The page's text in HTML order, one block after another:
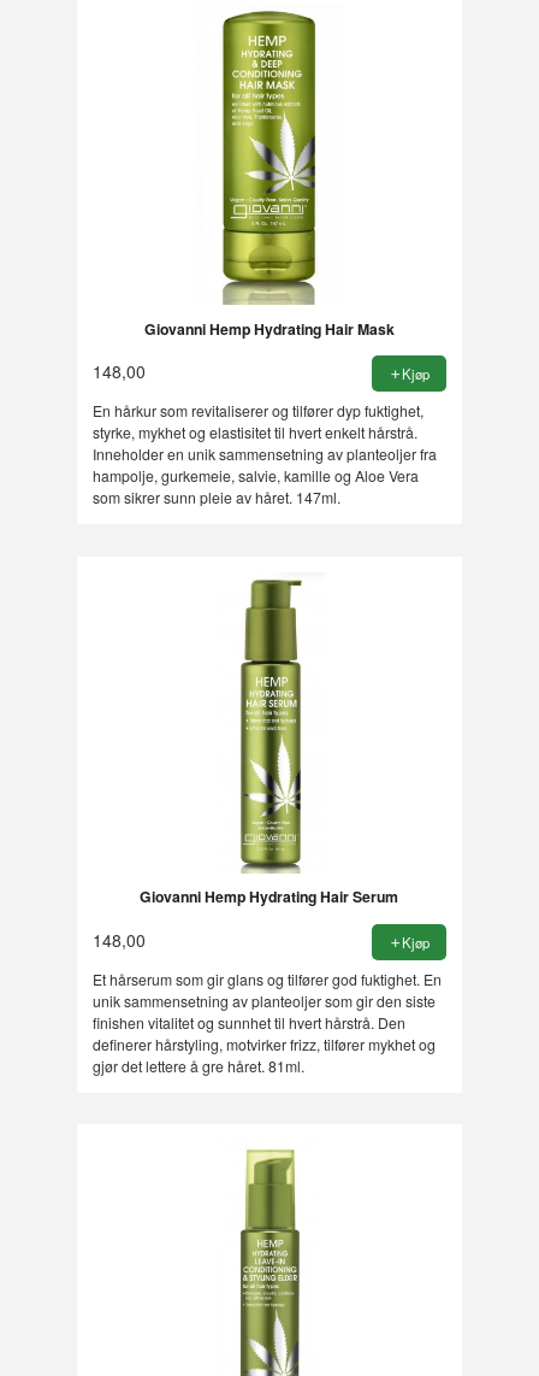
Giovanni Hemp Hydrating Hair Mask
148,00 Kjøp
En hårkur som revitaliserer og tilfører dyp fuktighet,
styrke, mykhet og elastisitet til hvert enkelt hårstrå.
Inneholder en unik sammensetning av planteoljer fra
hampolje, gurkemeie, salvie, kamille og Aloe Vera
som sikrer sunn pleie av håret. 147ml.
Giovanni Hemp Hydrating Hair Serum
148,00 Kjøp
Et hårserum som gir glans og tilfører god fuktighet. En
unik sammensetning av planteoljer som gir den siste
finishen vitalitet og sunnhet til hvert hårstrå. Den
definerer hårstyling, motvirker frizz, tilfører mykhet og
gjør det lettere å gre håret. 81ml.